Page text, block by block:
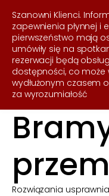
537 255 050
Rozwiązania
Szanowni Klienci.
zapewnienia płynnej i
pierwszeństwo mają
umówiły się na
rezerwacji będą
dostępności, co może
wydłużonym czasem
za wyrozumiałość